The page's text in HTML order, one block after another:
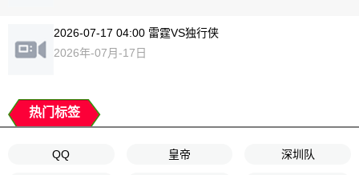
2026-07-17 04:00 雷霆VS独行侠
2026年-07月-17日
热门标签
QQ 皇帝 深圳队